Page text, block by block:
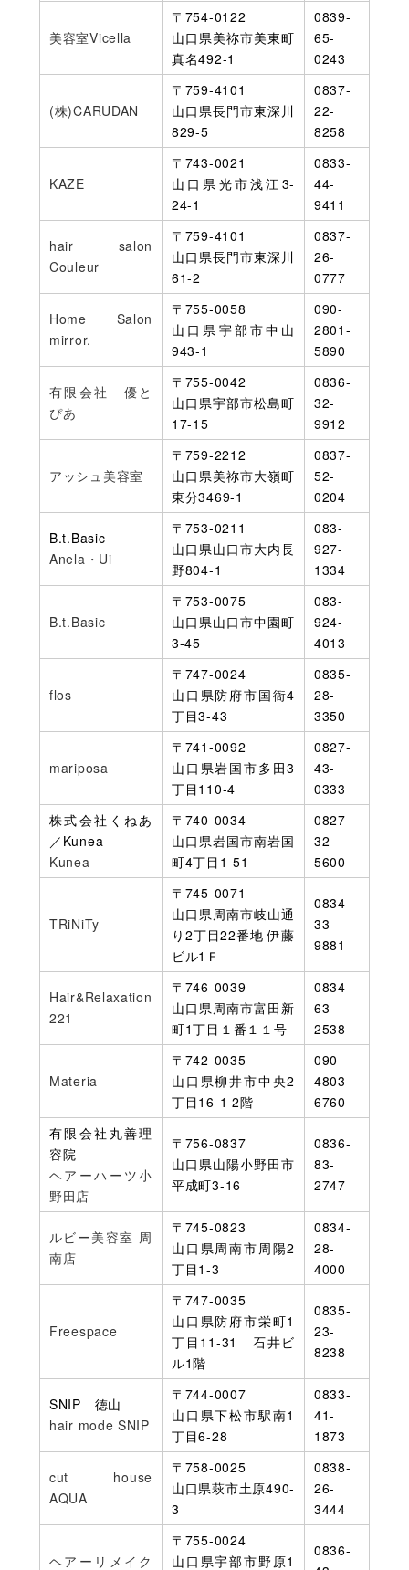
美容室Vicella
〒754-0122
山口県美祢市美東町
真名492-1
0839-
65-
0243
(株)CARUDAN
〒759-4101
山口県長門市東深川
829-5
0837-
22-
8258
KAZE
〒743-0021
山口県光市浅江3-
24-1
0833-
44-
9411
hair salon
Couleur
〒759-4101
山口県長門市東深川
61-2
0837-
26-
0777
Home Salon
mirror.
〒755-0058
山口県宇部市中山
943-1
090-
2801-
5890
有限会社 優と
ぴあ
〒755-0042
山口県宇部市松島町
17-15
0836-
32-
9912
アッシュ美容室
〒759-2212
山口県美祢市大嶺町
東分3469-1
0837-
52-
0204
B.t.Basic
Anela・Ui
〒753-0211
山口県山口市大内長
野804-1
083-
927-
1334
B.t.Basic
〒753-0075
山口県山口市中園町
3-45
083-
924-
4013
flos
〒747-0024
山口県防府市国衙4
丁目3-43
0835-
28-
3350
mariposa
〒741-0092
山口県岩国市多田3
丁目110-4
0827-
43-
0333
株式会社くねあ
／Kunea
Kunea
〒740-0034
山口県岩国市南岩国
町4丁目1-51
0827-
32-
5600
TRiNiTy
〒745-0071
山口県周南市岐山通
り2丁目22番地 伊藤
ビル1Ｆ
0834-
33-
9881
Hair&Relaxation
221
〒746-0039
山口県周南市富田新
町1丁目１番１１号
0834-
63-
2538
Materia
〒742-0035
山口県柳井市中央2
丁目16-1 2階
090-
4803-
6760
有限会社丸善理
容院
ヘアーハーツ小
野田店
〒756-0837
山口県山陽小野田市
平成町3-16
0836-
83-
2747
ルビー美容室 周
南店
〒745-0823
山口県周南市周陽2
丁目1-3
0834-
28-
4000
Freespace
〒747-0035
山口県防府市栄町1
丁目11-31 石井ビ
ル1階
0835-
23-
8238
SNIP 徳山
hair mode SNIP
〒744-0007
山口県下松市駅南1
丁目6-28
0833-
41-
1873
cut house
AQUA
〒758-0025
山口県萩市土原490-
3
0838-
26-
3444
ヘアーリメイク
〒755-0024
山口県宇部市野原1
0836-